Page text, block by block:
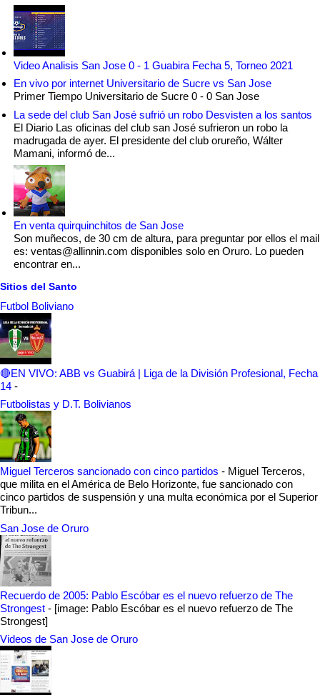
Video Analisis San Jose 0 - 1 Guabira Fecha 5, Torneo 2021
En vivo por internet Universitario de Sucre vs San Jose
Primer Tiempo Universitario de Sucre 0 - 0 San Jose
La sede del club San José sufrió un robo Desvisten a los santos
El Diario Las oficinas del club san José sufrieron un robo la
madrugada de ayer. El presidente del club orureño, Wálter
Mamani, informó de...
En venta quirquinchitos de San Jose
Son muñecos, de 30 cm de altura, para preguntar por ellos el mail
es: ventas@allinnin.com disponibles solo en Oruro. Lo pueden
encontrar en...
Sitios del Santo
Futbol Boliviano
🔴EN VIVO: ABB vs Guabirá | Liga de la División Profesional, Fecha
14 -
Futbolistas y D.T. Bolivianos
Miguel Terceros sancionado con cinco partidos - Miguel Terceros,
que milita en el América de Belo Horizonte, fue sancionado con
cinco partidos de suspensión y una multa económica por el Superior
Tribun...
San Jose de Oruro
Recuerdo de 2005: Pablo Escóbar es el nuevo refuerzo de The
Strongest - [image: Pablo Escóbar es el nuevo refuerzo de The
Strongest]
Videos de San Jose de Oruro